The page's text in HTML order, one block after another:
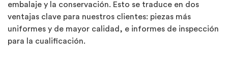
embalaje y la conservación. Esto se traduce en dos
ventajas clave para nuestros clientes: piezas más
uniformes y de mayor calidad, e informes de inspección
para la cualificación.